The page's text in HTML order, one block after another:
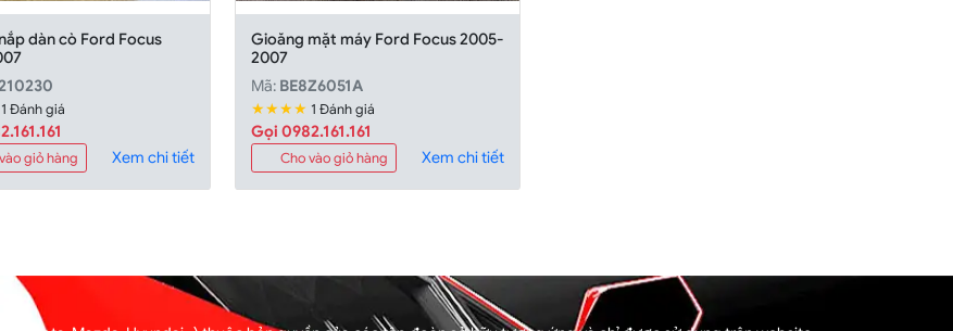
dàn cò Ford Focus
1 Đánh giá
giỏ hàng Xem chi tiết
Gioăng mặt máy Ford Focus 2005-
2007
Mã: BE8Z6051A
★★★★ 1 Đánh giá
Gọi 0982.161.161
Cho vào giỏ hàng Xem chi tiết